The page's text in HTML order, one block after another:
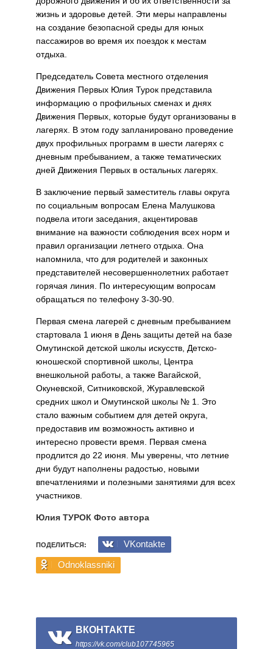
жизнь и здоровье детей. Эти меры направлены
на создание безопасной среды для юных
пассажиров во время их поездок к местам
отдыха.
Председатель Совета местного отделения
Движения Первых Юлия Турок представила
информацию о профильных сменах и днях
Движения Первых, которые будут организованы в
лагерях. В этом году запланировано проведение
двух профильных программ в шести лагерях с
дневным пребыванием, а также тематических
дней Движения Первых в остальных лагерях.
В заключение первый заместитель главы округа
по социальным вопросам Елена Малушкова
подвела итоги заседания, акцентировав
внимание на важности соблюдения всех норм и
правил организации летнего отдыха. Она
напомнила, что для родителей и законных
представителей несовершеннолетних работает
горячая линия. По интересующим вопросам
обращаться по телефону 3-30-90.
Первая смена лагерей с дневным пребыванием
стартовала 1 июня в День защиты детей на базе
Омутинской детской школы искусств, Детско-
юношеской спортивной школы, Центра
внешкольной работы, а также Вагайской,
Окуневской, Ситниковской, Журавлевской
средних школ и Омутинской школы № 1. Это
стало важным событием для детей округа,
предоставив им возможность активно и
интересно провести время. Первая смена
продлится до 22 июня. Мы уверены, что летние
дни будут наполнены радостью, новыми
впечатлениями и полезными занятиями для всех
участников.
Юлия ТУРОК Фото автора
ПОДЕЛИТЬСЯ:
VKontakte
Odnoklassniki
ВКОНТАКТЕ
https://vk.com/club107745965